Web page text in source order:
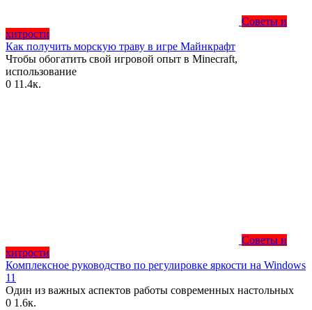
Советы и
хитрости
Как получить морскую траву в игре Майнкрафт
Чтобы обогатить свой игровой опыт в Minecraft,
использование
0 11.4к.
Советы и
хитрости
Комплексное руководство по регулировке яркости на Windows
11
Один из важных аспектов работы современных настольных
0 1.6к.